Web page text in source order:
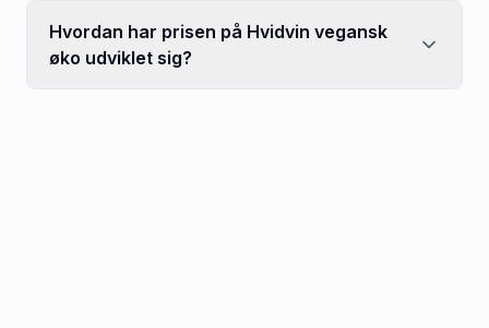
Hvordan har prisen på Hvidvin vegansk
øko udviklet sig?